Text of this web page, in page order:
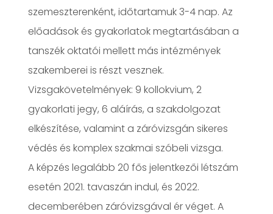
szemeszterenként, időtartamuk 3-4 nap. Az
előadások és gyakorlatok megtartásában a
tanszék oktatói mellett más intézmények
szakemberei is részt vesznek.
Vizsgakövetelmények: 9 kollokvium, 2
gyakorlati jegy, 6 aláírás, a szakdolgozat
elkészítése, valamint a záróvizsgán sikeres
védés és komplex szakmai szóbeli vizsga.
A képzés legalább 20 fős jelentkezői létszám
esetén 2021. tavaszán indul, és 2022.
decemberében záróvizsgával ér véget. A